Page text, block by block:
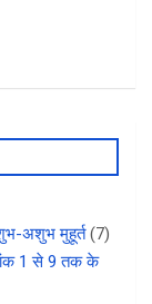
अशुभ मुहूर्त (7)
1 से 9 तक के